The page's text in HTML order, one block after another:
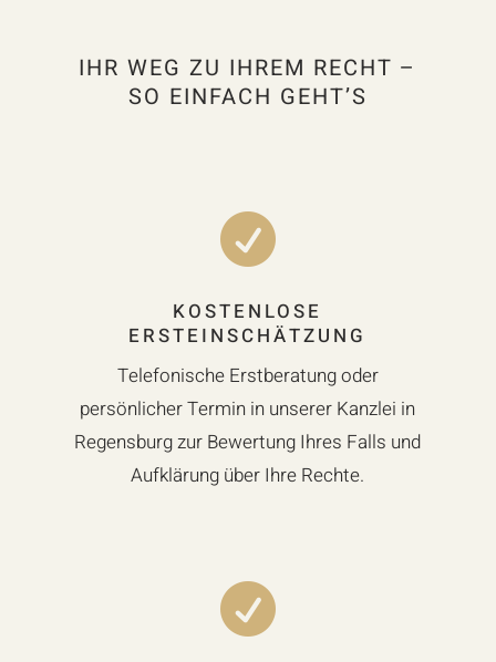
IHR WEG ZU IHREM RECHT –
SO EINFACH GEHT’S

KOSTENLOSE
ERSTEINSCHÄTZUNG
Telefonische Erstberatung oder
persönlicher Termin in unserer Kanzlei in
Regensburg zur Bewertung Ihres Falls und
Aufklärung über Ihre Rechte.
